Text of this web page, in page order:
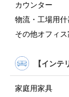
カウンター
物流・工場用什
その他オフィ
【インテ
家庭用家具